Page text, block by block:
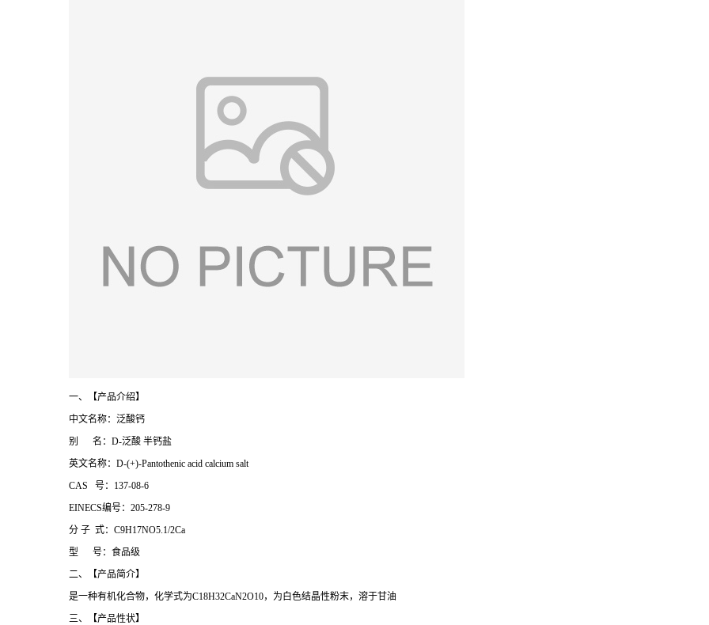
一、【产品介绍】
中文名称：泛酸钙
别 名：D-泛酸 半钙盐
英文名称：D-(+)-Pantothenic acid calcium salt
CAS 号：137-08-6
EINECS编号：205-278-9
分 子 式：C9H17NO5.1/2Ca
型 号：食品级
二、【产品简介】
是一种有机化合物，化学式为C18H32CaN2O10，为白色结晶性粉末，溶于甘油
三、【产品性状】